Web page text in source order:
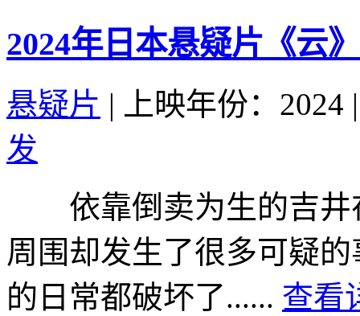
2024年日本悬疑片《云
悬疑片 | 上映年份：2024 |
发
依靠倒卖为生的吉井
周围却发生了很多可疑
的日常都破坏了...... 查看